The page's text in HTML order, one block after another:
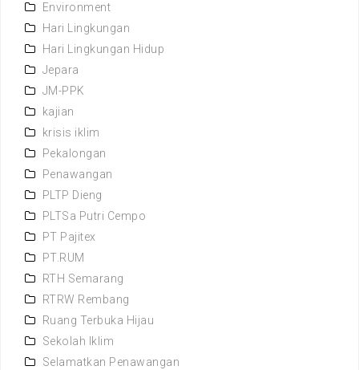
Environment
Hari Lingkungan
Hari Lingkungan Hidup
Jepara
JM-PPK
kajian
krisis iklim
Pekalongan
Penawangan
PLTP Dieng
PLTSa Putri Cempo
PT Pajitex
PT.RUM
RTH Semarang
RTRW Rembang
Ruang Terbuka Hijau
Sekolah Iklim
Selamatkan Penawangan